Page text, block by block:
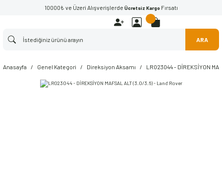
10000₺ ve Üzeri Alışverişlerde Ücretsiz Kargo Fırsatı
ARA
Anasayfa Genel Kategori Direksiyon Aksamı LR023044 - DİREKSİYON